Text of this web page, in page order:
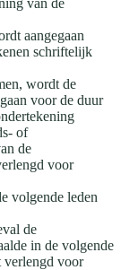
van de
aangegaan
schriftelijk
wordt de
voor de duur
of
de
voor
volgende leden
de
in de volgende
verlengd voor